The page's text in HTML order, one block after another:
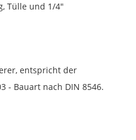
Tülle und 1/4"
entspricht der
- Bauart nach DIN 8546.